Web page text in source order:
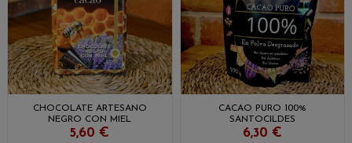
CHOCOLATE ARTESANO
NEGRO CON MIEL
SANTOCILDES
5,60 €
CACAO PURO 100%
SANTOCILDES
6,30 €